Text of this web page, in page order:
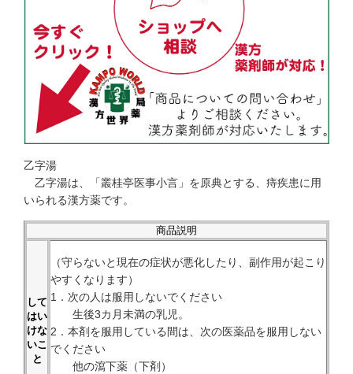
乙字湯
乙字湯は、「叢桂亭医事小言」を原典とする、痔疾患に用
いられる漢方薬です。
商品説明
して
はい
けな
いこ
と
（守らないと現在の症状が悪化したり、副作用が起こり
やすくなります）
1．次の人は服用しないでください
生後3カ月未満の乳児。
2．本剤を服用している間は、次の医薬品を服用しない
でください
他の瀉下薬（下剤）